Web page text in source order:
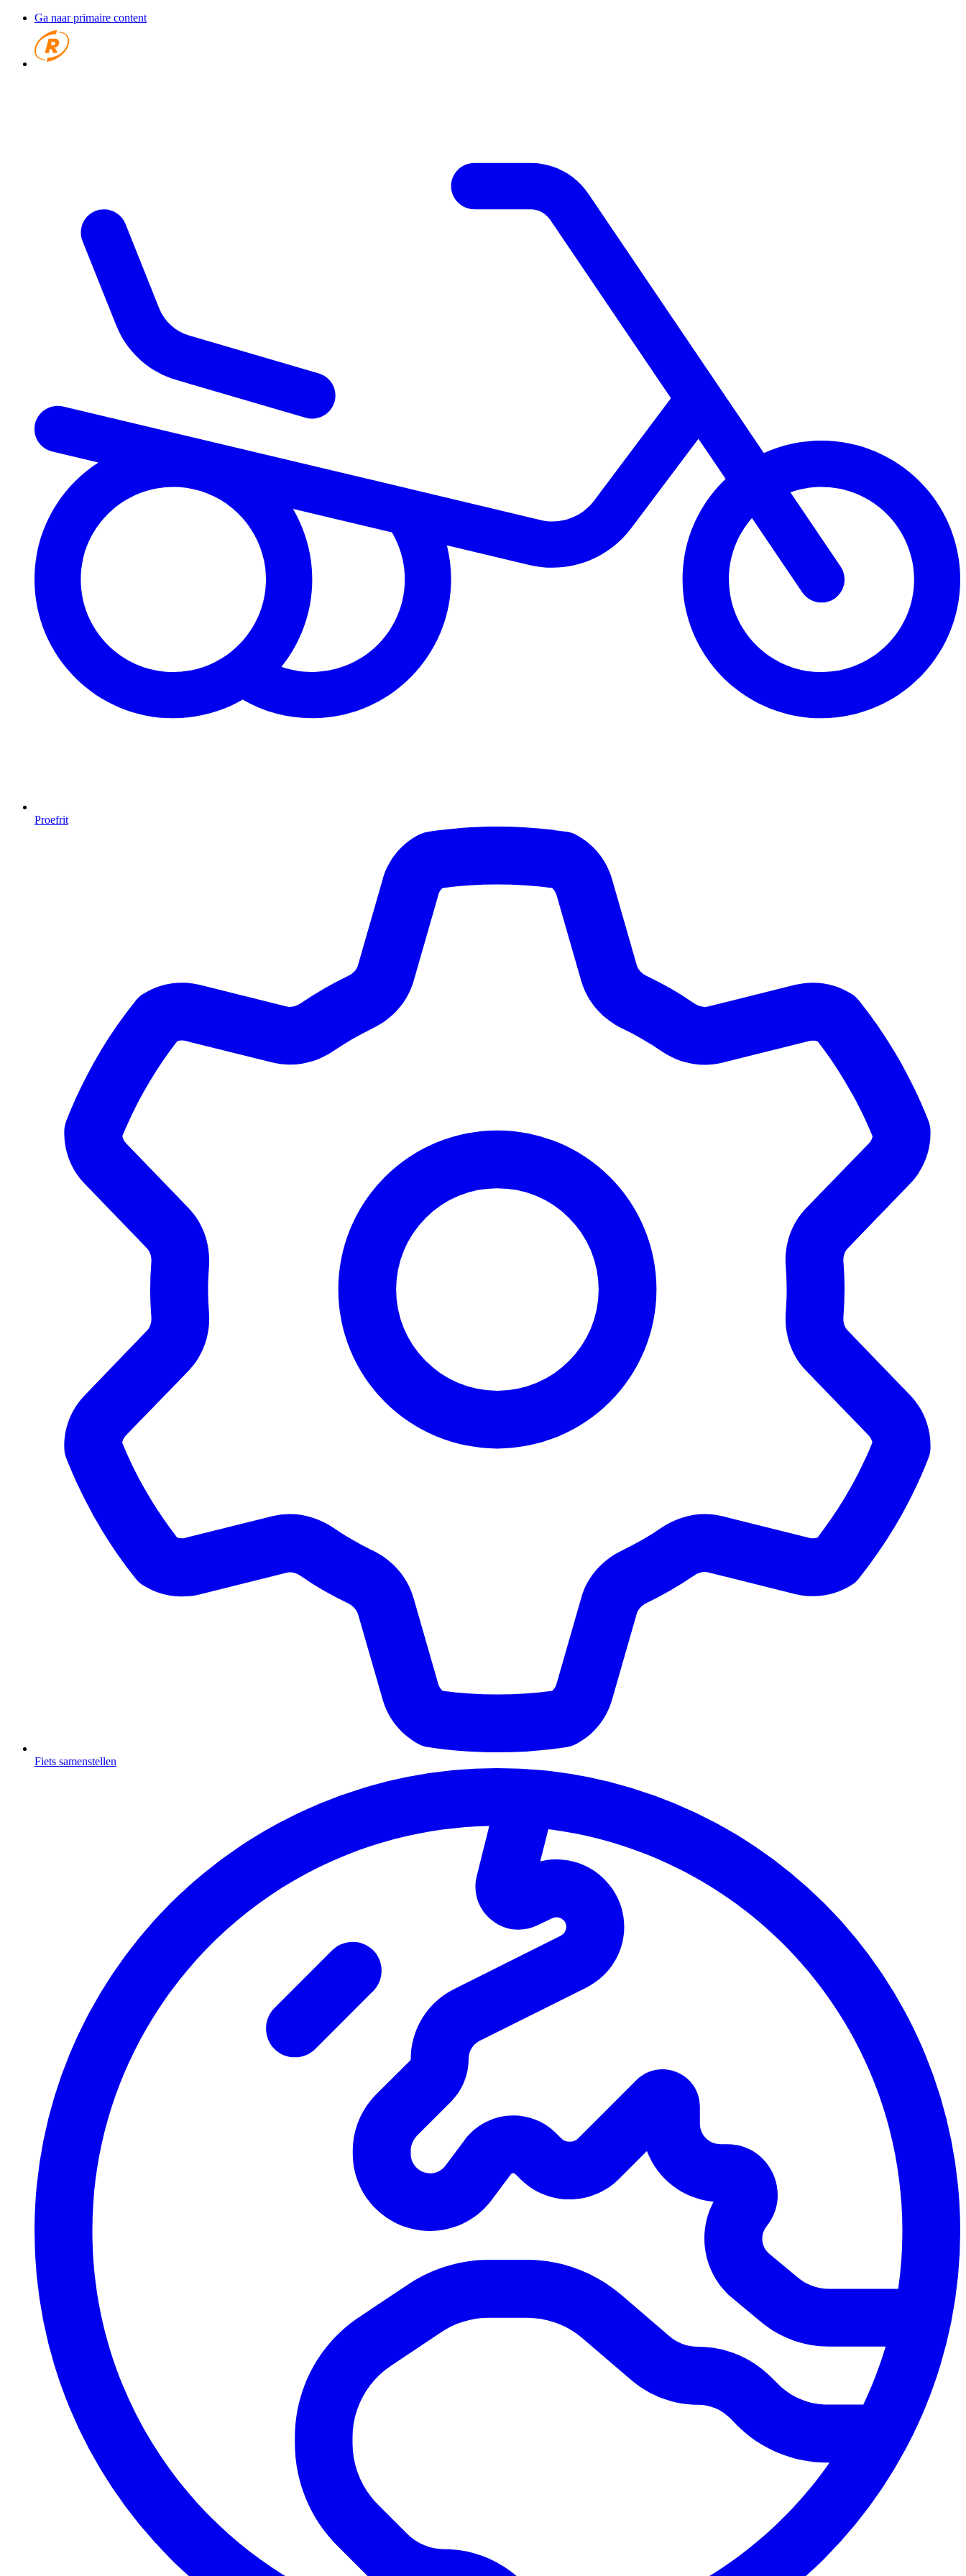
Ga naar primaire content
Proefrit
Fiets samenstellen